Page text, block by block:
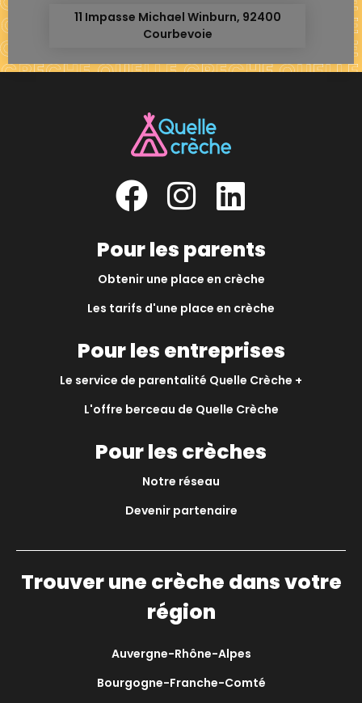
11 Impasse Michael Winburn, 92400
Courbevoie
Pour les parents
Obtenir une place en crèche
Les tarifs d'une place en crèche
Pour les entreprises
Le service de parentalité Quelle Crèche +
L'offre berceau de Quelle Crèche
Pour les crèches
Notre réseau
Devenir partenaire
Trouver une crèche dans votre
région
Auvergne-Rhône-Alpes
Bourgogne-Franche-Comté